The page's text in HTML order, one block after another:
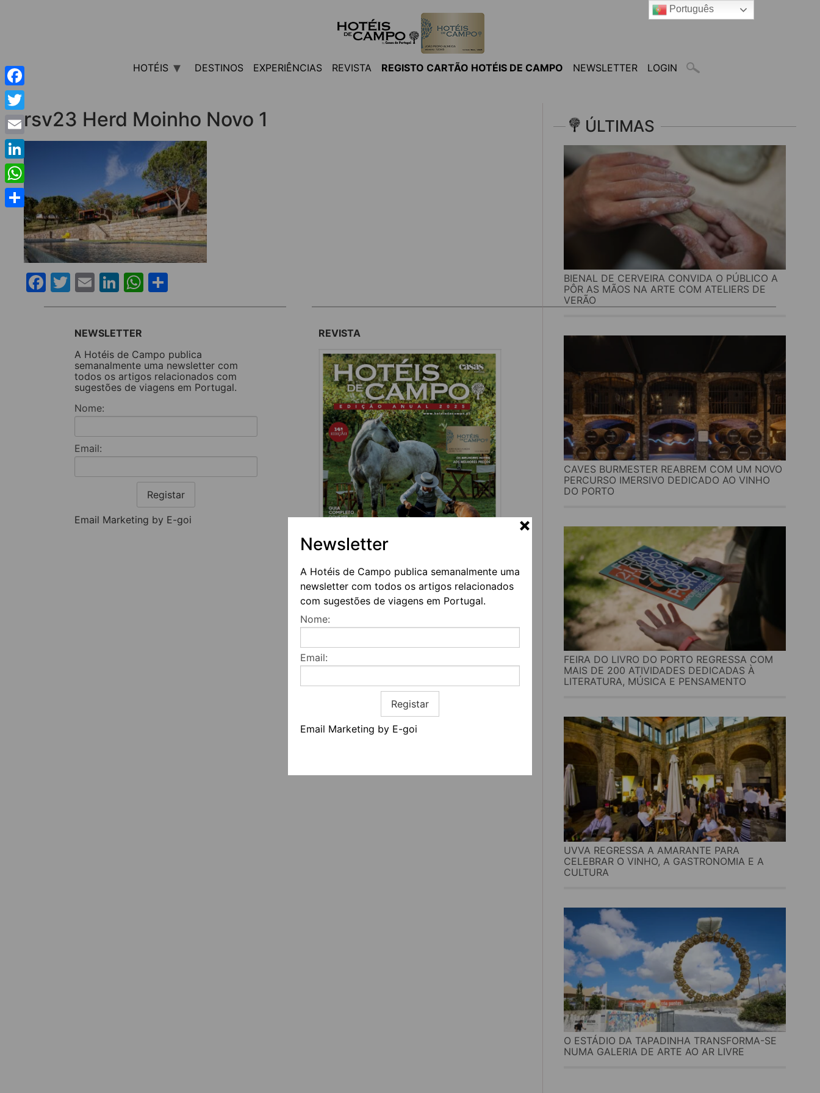
Newsletter
A Hotéis de Campo publica semanalmente uma
newsletter com todos os artigos relacionados
com sugestões de viagens em Portugal.
Nome:
Email:
Registar
Email Marketing by E-goi
HOTÉIS DESTINOS EXPERIÊNCIAS REVISTA REGISTO CARTÃO HOTÉIS DE CAMPO NEWSLETTER LOGIN
rsv23 Herd Moinho Novo 1
Facebook
Twitter
EmailLinkedIn
WhatsApp
ÚLTIMAS
BIENAL DE CERVEIRA CONVIDA O PÚBLICO A
PÔR AS MÃOS NA ARTE COM ATELIERS DE
VERÃO
CAVES BURMESTER REABREM COM UM NOVO
PERCURSO IMERSIVO DEDICADO AO VINHO
DO PORTO
FEIRA DO LIVRO DO PORTO REGRESSA COM
MAIS DE 200 ATIVIDADES DEDICADAS À
LITERATURA, MÚSICA E PENSAMENTO
UVVA REGRESSA A AMARANTE PARA
CELEBRAR O VINHO, A GASTRONOMIA E A
CULTURA
O ESTÁDIO DA TAPADINHA TRANSFORMA-SE
NUMA GALERIA DE ARTE AO AR LIVRE
NEWSLETTER
A Hotéis de Campo publica
semanalmente uma newsletter com
todos os artigos relacionados com
sugestões de viagens em Portugal.
Nome:
Email:
Registar
Email Marketing by E-goi
REVISTA
Contactos
Estatuto editorial
Informação geral
Facebook
Twitter
Email
LinkedIn
WhatsApp
Share
Português